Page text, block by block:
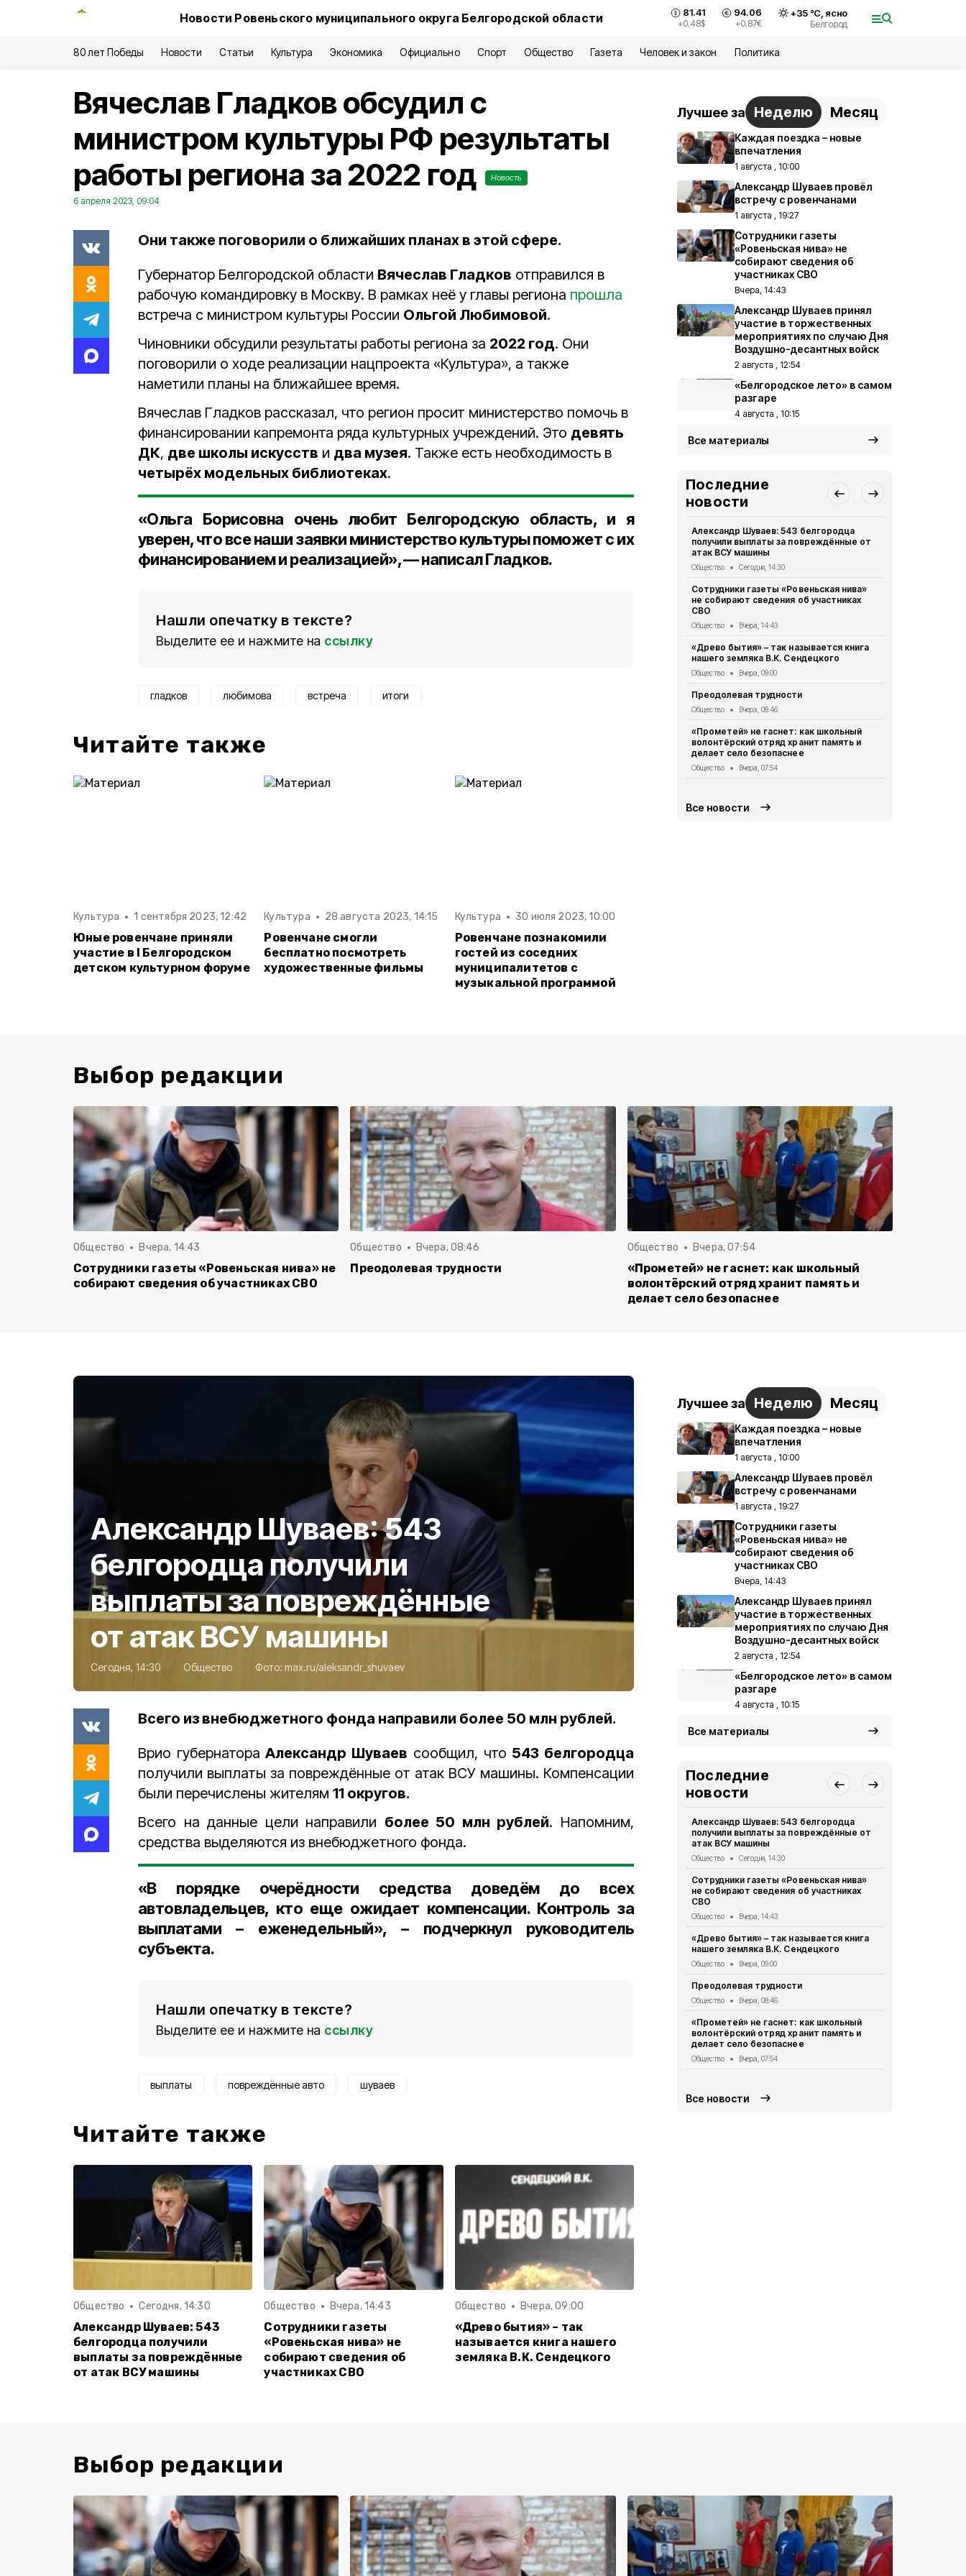
Новости Ровеньского муниципального округа Белгородской области 81.41
+0.48$
94.06
+0.87€
+35°С, ясно
Белгород
80 лет Победы Новости Статьи Культура Экономика Официально Спорт Общество Газета Человек и закон Политика
Вячеслав Гладков обсудил с
министром культуры РФ результаты
работы региона за 2022 год
Новость
6 апреля 2023, 09:04
Они также поговорили о ближайших планах в этой сфере.
Губернатор Белгородской области Вячеслав Гладков отправился в
рабочую командировку в Москву. В рамках неё у главы региона прошла
встреча с министром культуры России Ольгой Любимовой.
Чиновники обсудили результаты работы региона за 2022 год. Они
поговорили о ходе реализации нацпроекта «Культура», а также
наметили планы на ближайшее время.
Вячеслав Гладков рассказал, что регион просит министерство помочь в
финансировании капремонта ряда культурных учреждений. Это девять
ДК, две школы искусств и два музея. Также есть необходимость в
четырёх модельных библиотеках.
«Ольга Борисовна очень любит Белгородскую область, и я
уверен, что все наши заявки министерство культуры поможет с их
финансированием и реализацией», — написал Гладков.
Нашли опечатку в тексте?
Выделите ее и нажмите на ссылку
гладков любимова встреча итоги
Читайте также
Культура 1 сентября 2023, 12:42
Юные ровенчане приняли
участие в I Белгородском
детском культурном форуме
Культура 28 августа 2023, 14:15
Ровенчане смогли
бесплатно посмотреть
художественные фильмы
Культура 30 июля 2023, 10:00
Ровенчане познакомили
гостей из соседних
муниципалитетов с
музыкальной программой
Лучшее за Неделю Месяц
Каждая поездка – новые
впечатления
1 августа , 10:00
Александр Шуваев провёл
встречу с ровенчанами
1 августа , 19:27
Сотрудники газеты
«Ровеньская нива» не
собирают сведения об
участниках СВО
Вчера, 14:43
Александр Шуваев принял
участие в торжественных
мероприятиях по случаю Дня
Воздушно-десантных войск
2 августа , 12:54
«Белгородское лето» в самом
разгаре
4 августа , 10:15
Все материалы
Последние
новости
Александр Шуваев: 543 белгородца
получили выплаты за повреждённые от
атак ВСУ машины
Общество Сегодня, 14:30
Сотрудники газеты «Ровеньская нива»
не собирают сведения об участниках
СВО
Общество Вчера, 14:43
«Древо бытия» – так называется книга
нашего земляка В.К. Сендецкого
Общество Вчера, 09:00
Преодолевая трудности
Общество Вчера, 08:46
«Прометей» не гаснет: как школьный
волонтёрский отряд хранит память и
делает село безопаснее
Общество Вчера, 07:54
Все новости
Выбор редакции
Общество Вчера, 14:43
Сотрудники газеты «Ровеньская нива» не
собирают сведения об участниках СВО
Общество Вчера, 08:46
Преодолевая трудности
Общество Вчера, 07:54
«Прометей» не гаснет: как школьный
волонтёрский отряд хранит память и
делает село безопаснее
Александр Шуваев: 543
белгородца получили
выплаты за повреждённые
от атак ВСУ машины
Сегодня, 14:30 Общество Фото: max.ru/aleksandr_shuvaev
Всего из внебюджетного фонда направили более 50 млн рублей.
Врио губернатораАлександр Шуваев сообщил, что 543 белгородца
получили выплаты за повреждённые от атак ВСУ машины. Компенсации
были перечислены жителям 11 округов.
Всего на данные цели направили более 50 млн рублей. Напомним,
средства выделяются из внебюджетного фонда.
«В порядке очерёдности средства доведём до всех
автовладельцев, кто еще ожидает компенсации. Контроль за
выплатами – еженедельный», – подчеркнул руководитель
субъекта.
Нашли опечатку в тексте?
Выделите ее и нажмите на ссылку
выплаты повреждённые авто шуваев
Читайте также
Общество Сегодня, 14:30
Александр Шуваев: 543
белгородца получили
выплаты за повреждённые
от атак ВСУ машины
Общество Вчера, 14:43
Сотрудники газеты
«Ровеньская нива» не
собирают сведения об
участниках СВО
Общество Вчера, 09:00
«Древо бытия» – так
называется книга нашего
земляка В.К. Сендецкого
Лучшее за Неделю Месяц
Каждая поездка – новые
впечатления
1 августа , 10:00
Александр Шуваев провёл
встречу с ровенчанами
1 августа , 19:27
Сотрудники газеты
«Ровеньская нива» не
собирают сведения об
участниках СВО
Вчера, 14:43
Александр Шуваев принял
участие в торжественных
мероприятиях по случаю Дня
Воздушно-десантных войск
2 августа , 12:54
«Белгородское лето» в самом
разгаре
4 августа , 10:15
Все материалы
Последние
новости
Александр Шуваев: 543 белгородца
получили выплаты за повреждённые от
атак ВСУ машины
Общество Сегодня, 14:30
Сотрудники газеты «Ровеньская нива»
не собирают сведения об участниках
СВО
Общество Вчера, 14:43
«Древо бытия» – так называется книга
нашего земляка В.К. Сендецкого
Общество Вчера, 09:00
Преодолевая трудности
Общество Вчера, 08:46
«Прометей» не гаснет: как школьный
волонтёрский отряд хранит память и
делает село безопаснее
Общество Вчера, 07:54
Все новости
Выбор редакции